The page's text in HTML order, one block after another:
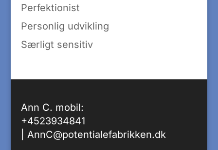
Perfektionist
Personlig udvikling
Særligt sensitiv
Ann C. mobil:
+4523934841
AnnC@potentialefabrikken.dk